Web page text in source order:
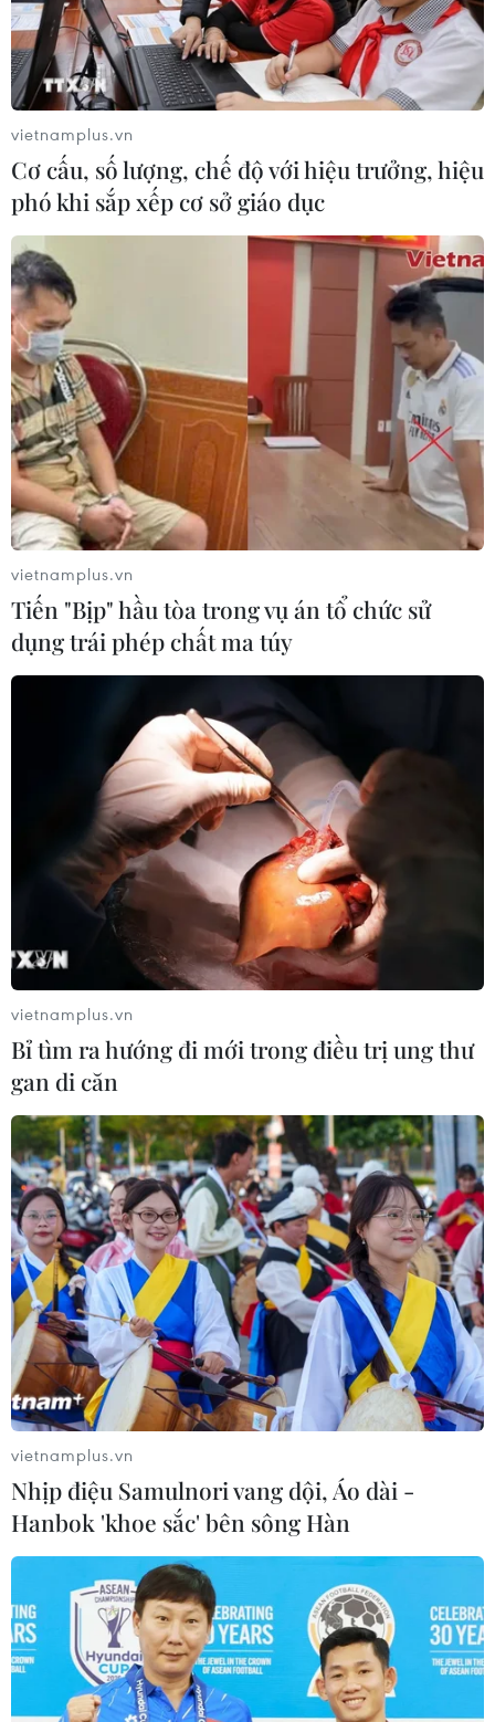
Khởi động hỗ trợ hợp tác xã phát triển
vùng nguyên liệu càphê ​
22/08/2023 08:42
Dự án được triển khai tại 11 tỉnh với tổng mức đầu tư 440
tỷ đồng từ nguồn vốn ngân sách nhà nước do Bộ Nông
nghiệp và Phát triển Nông thôn quản lý.
Kon Tum: Càphê xứ lạnh đang dần có chỗ
đứng trên thị trường
31/08/2023 23:00
Theo đánh giá của Phòng Nông nghiệp và Phát triển
Nông thôn huyện Kon Plông, tỉnh Kon Tum, cây càphê xứ
lạnh Arabica khá phù hợp với điều kiện khí hậu và thổ
nhưỡng tại huyện.
vietnamplus.vn
Cơ cấu, số lượng, chế độ với hiệu trưởng, hiệu
phó khi sắp xếp cơ sở giáo dục
vietnamplus.vn
Tiến "Bịp" hầu tòa trong vụ án tổ chức sử
dụng trái phép chất ma túy
vietnamplus.vn
Bỉ tìm ra hướng đi mới trong điều trị ung thư
gan di căn
vietnamplus.vn
Nhịp điệu Samulnori vang dội, Áo dài -
Hanbok 'khoe sắc' bên sông Hàn